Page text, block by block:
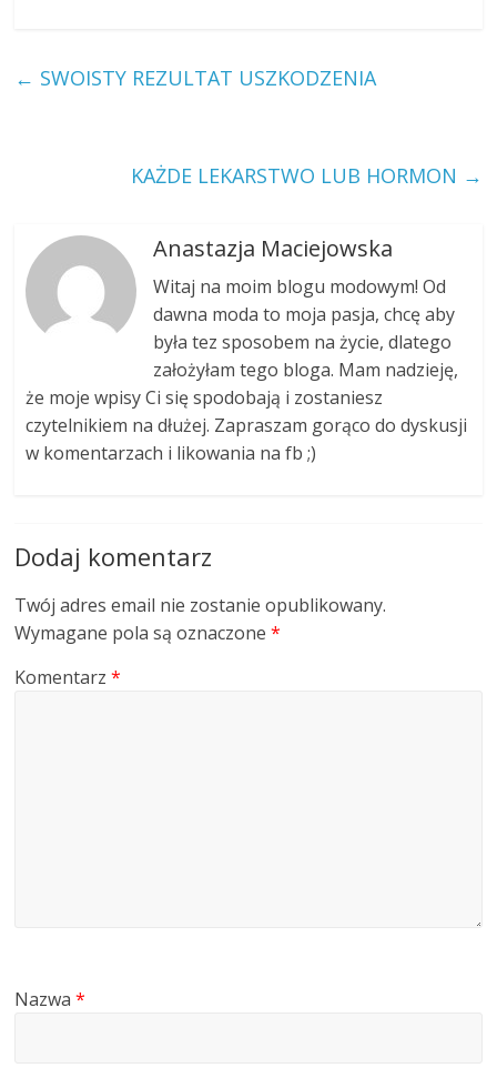
← SWOISTY REZULTAT USZKODZENIA
KAŻDE LEKARSTWO LUB HORMON →
Anastazja Maciejowska
Witaj na moim blogu modowym! Od
dawna moda to moja pasja, chcę aby
była tez sposobem na życie, dlatego
założyłam tego bloga. Mam nadzieję,
że moje wpisy Ci się spodobają i zostaniesz
czytelnikiem na dłużej. Zapraszam gorąco do dyskusji
w komentarzach i likowania na fb ;)
Dodaj komentarz
Twój adres email nie zostanie opublikowany.
Wymagane pola są oznaczone*
Komentarz*
Nazwa*